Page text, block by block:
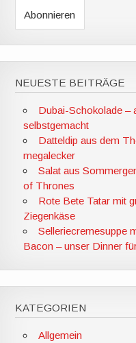
NEUESTE BEITRÄGE
Dubai-Schokolade –
selbstgemacht
Datteldip aus dem
megalecker
Salat aus
of Thrones
Rote Bete Tatar mit
Ziegenkäse
Selleriecremesuppe
Bacon – unser Dinner
KATEGORIEN
Allgemein